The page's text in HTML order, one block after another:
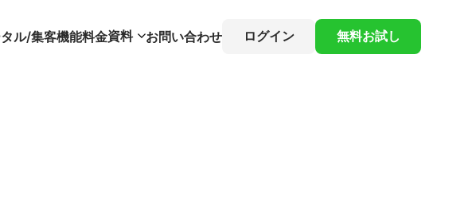
ル/集客機能料金資料 お問い合わせ ログイン 無料お試し